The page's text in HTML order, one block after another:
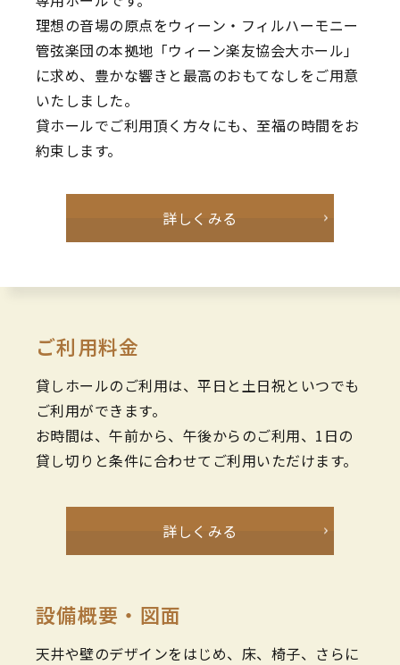
理想の音場の原点をウィーン・フィルハーモニー
管弦楽団の本拠地「ウィーン楽友協会大ホール」
に求め、豊かな響きと最高のおもてなしをご用意
いたしました。
貸ホールでご利用頂く方々にも、至福の時間をお
約束します。
詳しくみる
ご利用料金
貸しホールのご利用は、平日と土日祝といつでも
ご利用ができます。
お時間は、午前から、午後からのご利用、1日の
貸し切りと条件に合わせてご利用いただけます。
詳しくみる
設備概要・図面
天井や壁のデザインをはじめ、床、椅子、さらに